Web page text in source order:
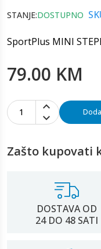
STANJE:DOSTUPNO
SportPlus MINI
79.00 KM
1
Zašto kupovati
DOSTAVA OD
24 DO 48 SATI